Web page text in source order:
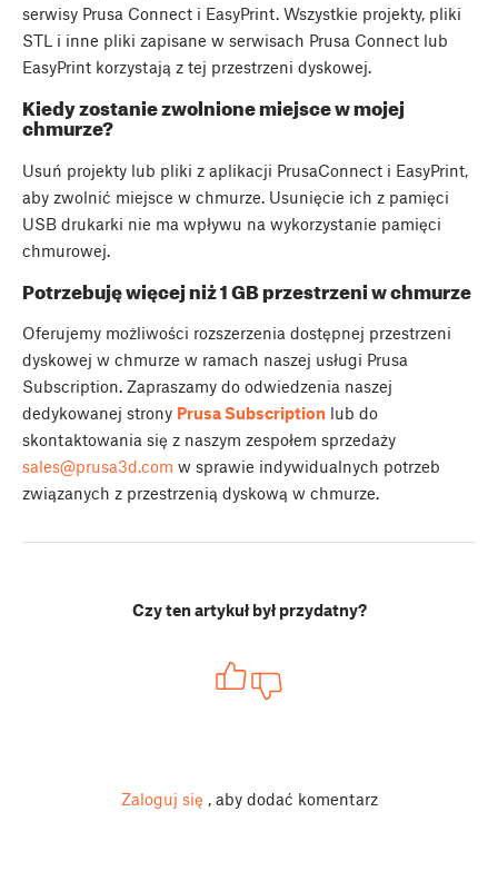
serwisy Prusa Connect i EasyPrint. Wszystkie projekty, pliki
STL i inne pliki zapisane w serwisach Prusa Connect lub
EasyPrint korzystają z tej przestrzeni dyskowej.
Kiedy zostanie zwolnione miejsce w mojej
chmurze?
Usuń projekty lub pliki z aplikacji PrusaConnect i EasyPrint,
aby zwolnić miejsce w chmurze. Usunięcie ich z pamięci
USB drukarki nie ma wpływu na wykorzystanie pamięci
chmurowej.
Potrzebuję więcej niż 1 GB przestrzeni w chmurze
Oferujemy możliwości rozszerzenia dostępnej przestrzeni
dyskowej w chmurze w ramach naszej usługi Prusa
Subscription. Zapraszamy do odwiedzenia naszej
dedykowanej strony Prusa Subscription lub do
skontaktowania się z naszym zespołem sprzedaży
sales@prusa3d.com w sprawie indywidualnych potrzeb
związanych z przestrzenią dyskową w chmurze.
Czy ten artykuł był przydatny?
Zaloguj się , aby dodać komentarz